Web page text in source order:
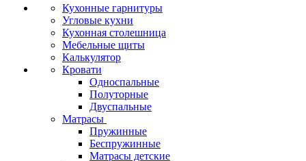
Кухонные гарнитуры
Угловые кухни
Кухонная столешница
Мебельные щиты
Калькулятор
Кровати
Односпальные
Полуторные
Двуспальные
Матрасы
Пружинные
Беспружинные
Матрасы детские